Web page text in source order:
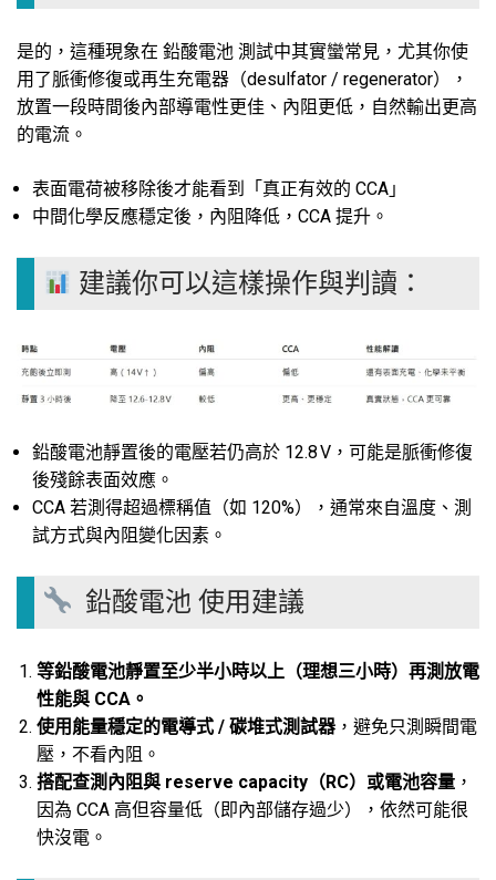
是的，這種現象在 鉛酸電池 測試中其實蠻常見，尤其你使
用了脈衝修復或再生充電器（desulfator / regenerator），
放置一段時間後內部導電性更佳、內阻更低，自然輸出更高
的電流。
表面電荷被移除後才能看到「真正有效的 CCA」
中間化學反應穩定後，內阻降低，CCA 提升。
建議你可以這樣操作與判讀：
鉛酸電池靜置後的電壓若仍高於 12.8 V，可能是脈衝修復
後殘餘表面效應。
CCA 若測得超過標稱值（如 120%），通常來自溫度、測
試方式與內阻變化因素 。
鉛酸電池使用建議
等鉛酸電池靜置至少半小時以上（理想三小時）再測放電
性能與 CCA。
使用能量穩定的電導式 / 碳堆式測試器 ，避免只測瞬間電
壓，不看內阻。
搭配查測內阻與 reserve capacity（RC）或電池容量 ，
因為 CCA 高但容量低（即內部儲存過少），依然可能很
快沒電。